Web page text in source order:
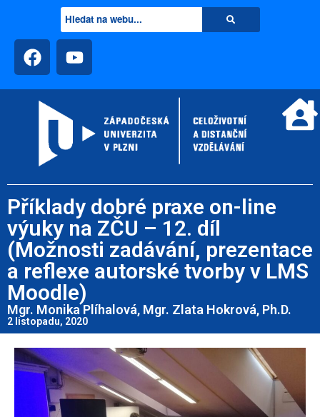
Příklady dobré praxe on-line
výuky na ZČU – 12. díl
(Možnosti zadávání, prezentace
a reflexe autorské tvorby v LMS
Moodle)
Mgr. Monika Plíhalová, Mgr. Zlata Hokrová, Ph.D.
2 listopadu, 2020